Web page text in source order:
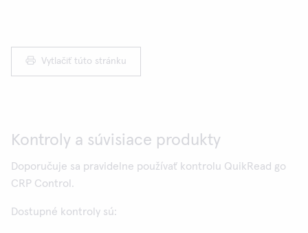
Vytlačiť túto stránku
Kontroly a súvisiace produkty
Doporučuje sa pravidelne používať kontrolu QuikRead go
CRP Control.
Dostupné kontroly sú: